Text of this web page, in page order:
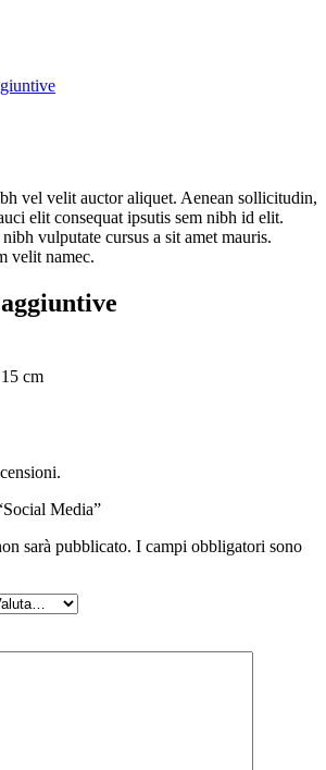
vel velit auctor aliquet. Aenean sollicitudin,
elit consequat ipsutis sem nibh id elit.
vulputate cursus a sit amet mauris.
velit namec.
cm
Media”
sarà pubblicato. I campi obbligatori sono